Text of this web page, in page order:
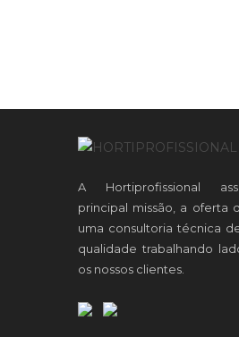
A Hortiprofissional
principal missão, a oferta
uma consultoria técnica
qualidade trabalhando
os nossos clientes.